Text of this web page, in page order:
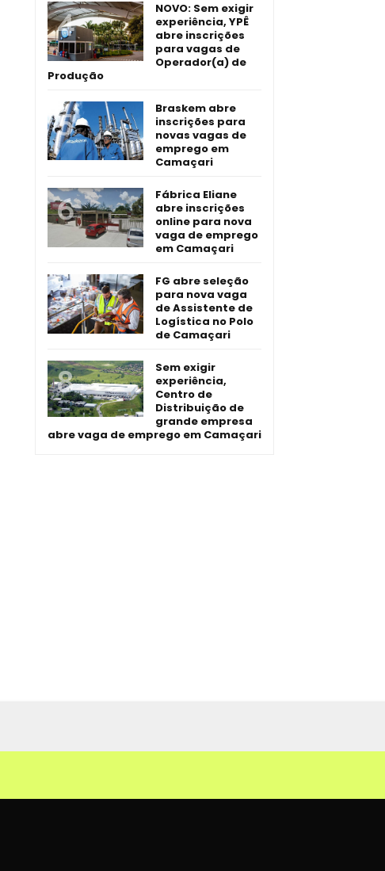
NOVO: Sem exigir
experiência, YPÊ
abre inscrições
para vagas de
Operador(a) de
Produção
Braskem abre
inscrições para
novas vagas de
emprego em
Camaçari
Fábrica Eliane
abre inscrições
online para nova
vaga de emprego
em Camaçari
FG abre seleção
para nova vaga
de Assistente de
Logística no Polo
de Camaçari
Sem exigir
experiência,
Centro de
Distribuição de
grande empresa
abre vaga de emprego em Camaçari